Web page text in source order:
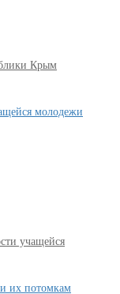
Крым
учащейся